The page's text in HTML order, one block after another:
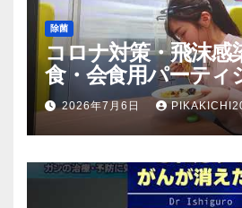
除菌
コロナ対策・飛沫感
食・会食用パーティ
（マスク会食代替品
放送のＴＶ番組での
2026年7月6日